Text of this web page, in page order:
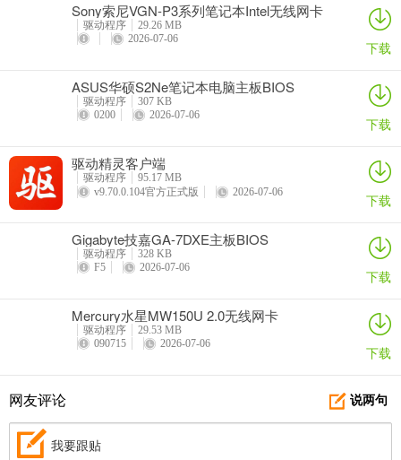
Sony索尼VGN-P3系列笔记本Intel无线网卡
驱动
驱动程序
29.26 MB
2026-07-06
下载
ASUS华硕S2Ne笔记本电脑主板BIOS
驱动程序
307 KB
0200
2026-07-06 下载
驱动精灵客户端
驱动程序
95.17 MB
v9.70.0.104官方正式版
2026-07-06 下载
Gigabyte技嘉GA-7DXE主板BIOS
驱动程序
328 KB
F5
2026-07-06 下载
Mercury水星MW150U 2.0无线网卡
驱动程序
29.53 MB
090715
2026-07-06 下载
说两句
网友评论
我要跟贴